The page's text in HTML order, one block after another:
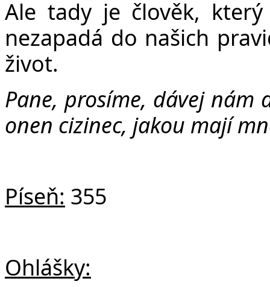
Ale tady je člověk,
nezapadá do našich
život.
Pane, prosíme, dávej nám
onen cizinec, jakou mají
Píseň: 355
Ohlášky: